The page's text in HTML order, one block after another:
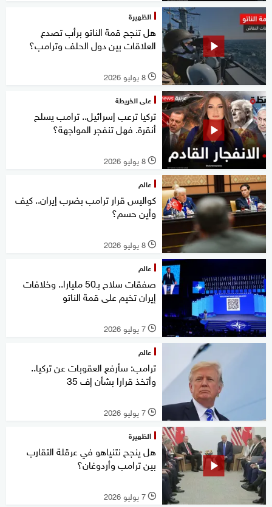
الظهيرة
هل تنجح قمة الناتو برأب تصدع
العلاقات بين دول الحلف وترامب؟
l 8 يوليو 2026
على الخريطة
تركيا ترعب إسرائيل.. ترامب يسلح
أنقرة. فهل تنفجر المواجهة؟
l 8 يوليو 2026
عالم
كواليس قرار ترامب بضرب إيران.. كيف
وأين حسم؟
l 8 يوليو 2026
عالم
صفقات سلاح بـ50 مليارا.. وخلافات
إيران تخيم على قمة الناتو
l 7 يوليو 2026
عالم
ترامب: سأرفع العقوبات عن تركيا..
وأتخذ قرارا بشأن إف 35
l 7 يوليو 2026
الظهيرة
هل ينجح نتنياهو في عرقلة التقارب
بين ترامب وأردوغان؟
l 7 يوليو 2026